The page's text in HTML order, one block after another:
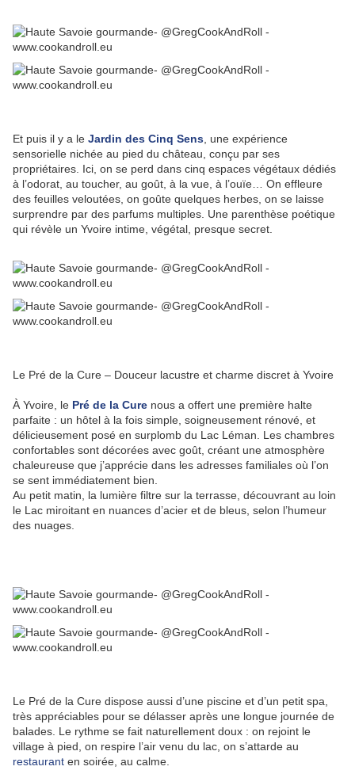
Et puis il y a le Jardin des Cinq Sens , une expérience
sensorielle nichée au pied du château, conçu par ses
propriétaires. Ici, on se perd dans cinq espaces végétaux dédiés
à l’odorat, au toucher, au goût, à la vue, à l’ouïe… On effleure
des feuilles veloutées, on goûte quelques herbes, on se laisse
surprendre par des parfums multiples. Une parenthèse poétique
qui révèle un Yvoire intime, végétal, presque secret.
Le Pré de la Cure – Douceur lacustre et charme discret à Yvoire
À Yvoire, le Pré de la Cure nous a offert une première halte
parfaite : un hôtel à la fois simple, soigneusement rénové, et
délicieusement posé en surplomb du Lac Léman. Les chambres
confortables sont décorées avec goût, créant une atmosphère
chaleureuse que j’apprécie dans les adresses familiales où l’on
se sent immédiatement bien.
Au petit matin, la lumière filtre sur la terrasse, découvrant au loin
le Lac miroitant en nuances d’acier et de bleus, selon l’humeur
des nuages.
Le Pré de la Cure dispose aussi d’une piscine et d’un petit spa,
très appréciables pour se délasser après une longue journée de
balades. Le rythme se fait naturellement doux : on rejoint le
village à pied, on respire l’air venu du lac, on s’attarde au
restaurant en soirée, au calme.